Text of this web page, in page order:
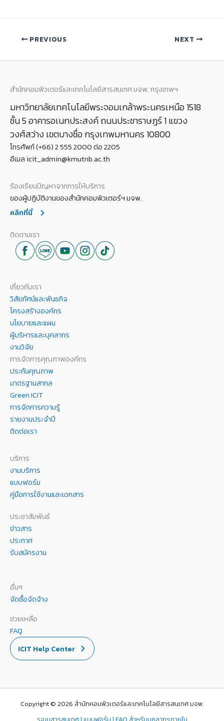
PREVIOUS NEXT
สำนักคอมพิวเตอร์และเทคโนโลยีสารสนเทศ มจพ. กรุงเทพฯ
มหาวิทยาลัยเทคโนโลยีพระจอมเกล้าพระนครเหนือ 1518
ชั้น 5 อาคารอเนกประสงค์ ถนนประชาราษฎร์ 1 แขวง
วงศ์สว่าง เขตบางซื่อ กรุงเทพมหานคร 10800
โทรศัพท์ (+66) 2 555 2000 ต่อ 2205
อีเมล icit_admin@kmutnb.ac.th
ร้องเรียนปัญหาจากการให้บริการ
ของผู้ปฏิบัติงานของสำนักคอมพิวเตอร์ฯ มจพ.
คลิกที่นี่
ติดตามเรา
เกี่ยวกับเรา
วิสัยทัศน์และพันธกิจ
โครงสร้างองค์กร
นโยบายและแผน
ผู้บริหารและบุคลากร
งานวิจัย
การจัดการคุณภาพองค์กร
ประกันคุณภาพ
มาตรฐานสากล
Green ICIT
การจัดการความรู้
รายงานประจำปี
ติดต่อเรา
บริการ
งานบริการ
แบบฟอร์ม
คู่มือการใช้งานและเอกสาร
ประชาสัมพันธ์
ข่าวสาร
ประกาศ
รับสมัครงาน
อื่นๆ
จัดซื้อจัดจ้าง
ช่วยเหลือ
FAQ
ICIT Help Center
Copyright © 2026 สำนักคอมพิวเตอร์และเทคโนโลยีสารสนเทศ มจพ.